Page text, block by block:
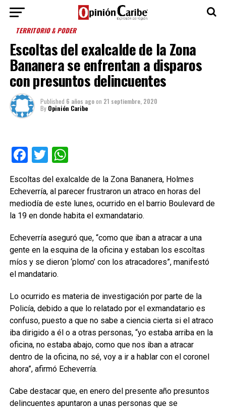
TERRITORIO & PODER
Escoltas del exalcalde de la Zona
Bananera se enfrentan a disparos
con presuntos delincuentes
Published 6 años agoon 21 septiembre, 2020
By Opinión Caribe
Facebook
TwitterWhatsApp
Escoltas del exalcalde de la Zona Bananera, Holmes
Echeverría, al parecer frustraron un atraco en horas del
mediodía de este lunes, ocurrido en el barrio Boulevard de
la 19 en donde habita el exmandatario.
Echeverría aseguró que, “como que iban a atracar a una
gente en la esquina de la oficina y estaban los escoltas
míos y se dieron ‘plomo’ con los atracadores”, manifestó
el mandatario.
Lo ocurrido es materia de investigación por parte de la
Policía, debido a que lo relatado por el exmandatario es
confuso, puesto a que no sabe a ciencia cierta si el atraco
iba dirigido a él o a otras personas, “yo estaba arriba en la
oficina, no estaba abajo, como que nos iban a atracar
dentro de la oficina, no sé, voy a ir a hablar con el coronel
ahora”, afirmó Echeverría.
Cabe destacar que, en enero del presente año presuntos
delincuentes apuntaron a unas personas que se